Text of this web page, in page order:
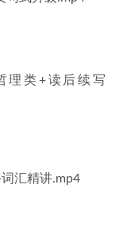
理类+读后续写
汇精讲.mp4